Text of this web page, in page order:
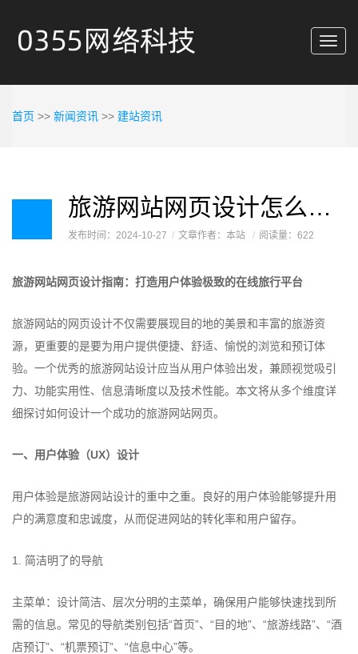
首页 >> 新闻资讯 >> 建站资讯
旅游网站网页设计怎么设计才好呢？
发布时间：2024-10-27 文章作者：本站 阅读量：622
旅游网站网页设计指南：打造用户体验极致的在线旅行平台
旅游网站的网页设计不仅需要展现目的地的美景和丰富的旅游资
源，更重要的是要为用户提供便捷、舒适、愉悦的浏览和预订体
验。一个优秀的旅游网站设计应当从用户体验出发，兼顾视觉吸引
力、功能实用性、信息清晰度以及技术性能。本文将从多个维度详
细探讨如何设计一个成功的旅游网站网页。
一、用户体验（UX）设计
用户体验是旅游网站设计的重中之重。良好的用户体验能够提升用
户的满意度和忠诚度，从而促进网站的转化率和用户留存。
1. 简洁明了的导航
主菜单：设计简洁、层次分明的主菜单，确保用户能够快速找到所
需的信息。常见的导航类别包括“首页”、“目的地”、“旅游线路”、“酒
店预订”、“机票预订”、“信息中心”等。